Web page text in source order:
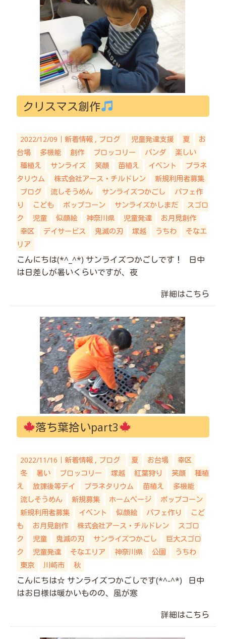
クリスマス創作
2022/12/09｜ 新着情報 ブログ 児童発達支援 夏
お
台場
多機能 創作 ブロッコリー パンダ
楽しい
種植え
サンライズ 笑顔 苗植え イベント
プラネ
タリウム
株式会社アース・チルドレン
新規利用者募集
ブログ
流しそうめん サンライズつかごし
パフェ作
り
こども ポップコーン サンライズかしまだ
スゴロ
ク
児童 似顔絵 神奈川県 児童発達
お月見創作
幸区
デイサービス 鬼滅の刃 塚越 うちわ
そなエ
リア
こんにちは(*^_^*) サンライズつかごしです！ 日中
は日差しが暑いくらいですが、夜
詳細はこちら
落ち葉拾いpart3
2022/11/16｜ 新着情報 ブログ 夏 お台場
幸区
冬
暑い ブロッコリー 塚越 紅葉狩り 笑顔
種植
え
放課後等デイ プラネタリウム 苗植え
多機能
流しそうめん
新規募集 ホームページ
ポップコーン
新規利用者募集
イベント 似顔絵 パフェ作り
こど
も
お月見創作 株式会社アース・チルドレン
スゴロ
ク
児童 鬼滅の刃 サンライズつかごし
巨大スゴロ
ク
児童発達 そなエリア 神奈川県 公園
うちわ
東京
川崎市 秋
こんにちは☆ サンライズつかごしです(*^-^*) 日中
はお日様は暖かいものの、風が寒
詳細はこちら